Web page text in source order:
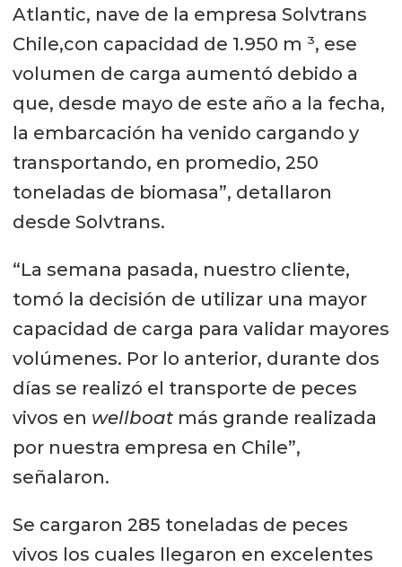
Atlantic, nave de la empresa Solvtrans
Chile,con capacidad de 1.950 m ³, ese
volumen de carga aumentó debido a
que, desde mayo de este año a la fecha,
la embarcación ha venido cargando y
transportando, en promedio, 250
toneladas de biomasa”, detallaron
desde Solvtrans.
“La semana pasada, nuestro cliente,
tomó la decisión de utilizar una mayor
capacidad de carga para validar mayores
volúmenes. Por lo anterior, durante dos
días se realizó el transporte de peces
vivos en wellboatmás grande realizada
por nuestra empresa en Chile”,
señalaron.
Se cargaron 285 toneladas de peces
vivos los cuales llegaron en excelentes